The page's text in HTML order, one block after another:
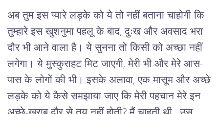
अब तुम इस प्यारे लड़के को ये तो नहीं बताना चाहोगी कि
तुम्हारे इस खुशनुमा पहलू के बाद, दुःख और अवसाद भरा
दौर भी आने वाला है। ये सुनना तो किसी को अच्छा नहीं
लगेगा। ये मुस्कुराहट मिट जाएगी, मेरी भी और मेरे आस-
पास के लोगों की भी। इसके अलावा, एक मासूम और अच्छे
लड़के को ये कैसे समझाया जाए कि मेरी पहचान मेरे इन